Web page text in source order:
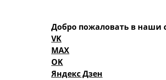
Добро пожаловать в наши
VK
MAX
OK
Яндекс Дзен